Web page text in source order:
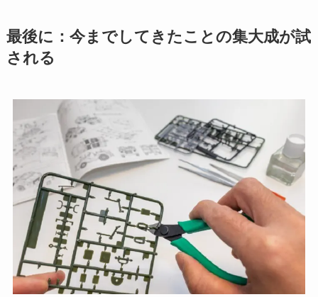
最後に：今までしてきたことの集大成が試
される